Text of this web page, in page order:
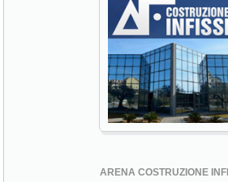
ARENA COSTRUZIONE